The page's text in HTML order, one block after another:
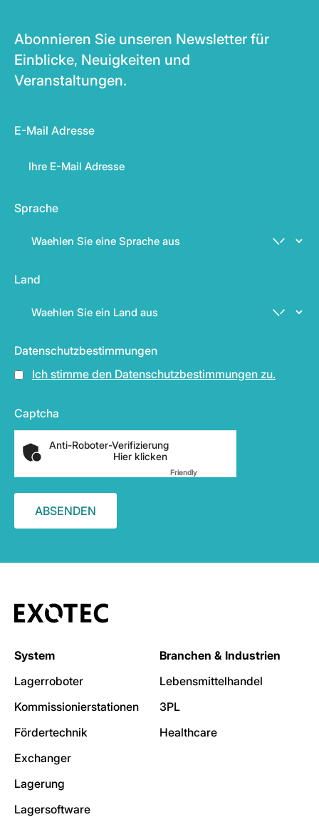
Abonnieren Sie unseren Newsletter für
Einblicke, Neuigkeiten und
Veranstaltungen.
E-Mail Adresse
Sprache
Land
Datenschutzbestimmungen
Ich stimme den Datenschutzbestimmungen zu.
Captcha
Anti-Roboter-Verifizierung
Hier klicken
FriendlyCaptcha ⇗
System
Lagerroboter
Kommissionierstationen
Fördertechnik
Exchanger
Lagerung
Lagersoftware
Branchen & Industrien
Lebensmittelhandel
3PL
Healthcare